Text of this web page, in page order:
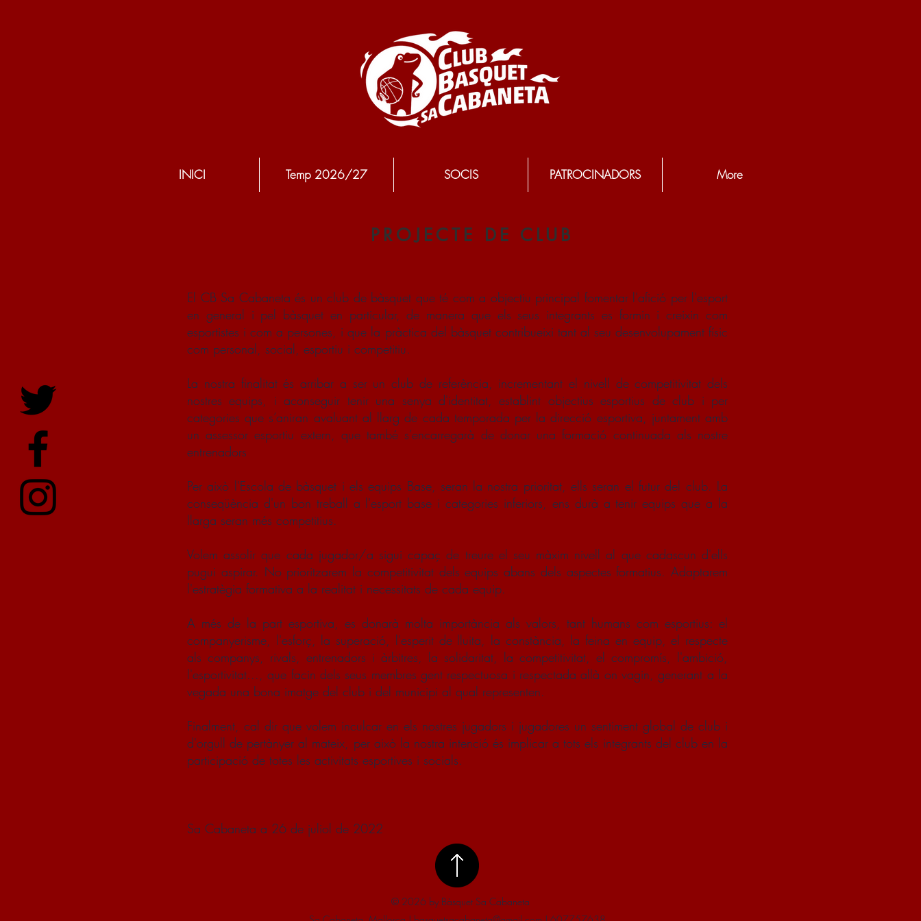
INICI Temp 2026/27 SOCIS PATROCINADORS More
PROJECTE DE CLUB
El CB Sa Cabaneta és un club de bàsquet que té com a objectiu principal fomentar l'afició per l'esport
en general i pel bàsquet en particular, de manera que els seus integrants es formin i creixin com
esportistes i com a persones, i que la pràctica del bàsquet contribueixi tant al seu desenvolupament físic
com personal, social, esportiu i competitiu.
La nostra finalitat és arribar a ser un club de referència, incrementant el nivell de competitivitat dels
nostres equips, i aconseguir tenir una senya d'identitat, establint objectius esportius de club i per
categories que s’aniran avaluant al llarg de cada temporada per la direcció esportiva, juntament amb
un assessor esportiu extern, que també s’encarregarà de donar una formació continuada als nostre
entrenadors
Per això l'Escola de bàsquet i els equips Base, seran la nostra prioritat, ells seran el futur del club. La
conseqüència d'un bon treball a l'esport base i categories inferiors, ens durà a tenir equips que a la
llarga seran més competitius.
Volem assolir que cada jugador/a sigui capaç de treure el seu màxim nivell al que cadascun d'ells
pugui aspirar. No prioritzarem la competitivitat dels equips abans dels aspectes formatius. Adaptarem
l'estratègia formativa a la realitat i necessitats de cada equip.
A més de la part esportiva, es donarà molta importància als valors, tant humans com esportius: el
companyerisme, l'esforç, la superació, l'esperit de lluita, la constància, la feina en equip, el respecte
als companys, rivals, entrenadors i àrbitres, la solidaritat, la competitivitat, el compromís, l'ambició,
l'esportivitat..., que facin dels seus membres gent respectuosa i respectada allà on vagin, generant a la
vegada una bona imatge del club i del municipi al qual representen.
Finalment, cal dir que volem inculcar en els nostres jugadors i jugadores un sentiment global de club i
d'orgull de pertànyer al mateix, per això la nostra intenció és implicar a tots els integrants del club en la
participació de totes les activitats esportives i socials.
Sa Cabaneta a 26 de juliol de 2022
© 2026 by Bàsquet Sa Cabaneta